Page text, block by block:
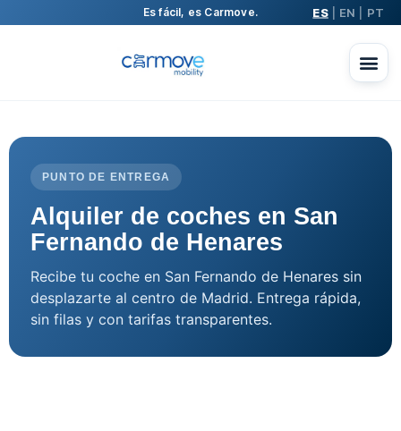
Es fácil, es Carmove. ES EN PT
PUNTO DE ENTREGA
Alquiler de coches en San
Fernando de Henares
Recibe tu coche en San Fernando de Henares sin
desplazarte al centro de Madrid. Entrega rápida,
sin filas y con tarifas transparentes.